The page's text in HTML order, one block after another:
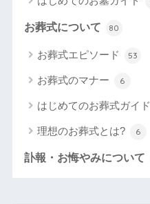
お葬式について 80
お葬式エピソード 53
お葬式のマナー 6
はじめてのお葬式ガイド
理想のお葬式とは? 6
訃報・お悔やみについて